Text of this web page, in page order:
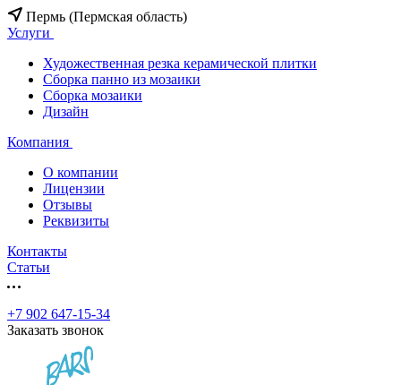
Пермь (Пермская область)
Услуги
Художественная резка керамической плитки
Сборка панно из мозаики
Сборка мозаики
Дизайн
Компания
О компании
Лицензии
Отзывы
Реквизиты
Контакты
Статьи
+7 902 647-15-34
Заказать звонок